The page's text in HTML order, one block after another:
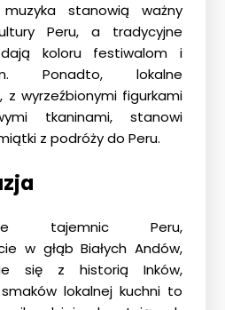
stanowią ważny
Peru, a tradycyjne
koloru festiwalom i
Ponadto, lokalne
z wyrzeźbionymi figurkami
tkaninami, stanowi
z podróży doPeru.
tajemnic Peru,
w głąb Białych Andów,
się z historią Inków,
lokalnej kuchni to